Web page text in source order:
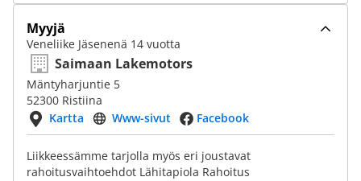
Myyjä
Veneliike Jäsenenä 14 vuotta
Saimaan Lakemotors
Mäntyharjuntie 5
52300 Ristiina
Kartta
Www-sivut Facebook
Liikkeessämme tarjolla myös eri joustavat
rahoitusvaihtoehdot Lähitapiola Rahoitus